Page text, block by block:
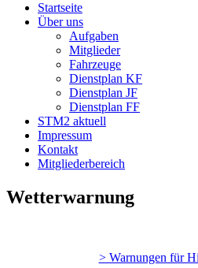
Startseite
Über uns
Aufgaben
Mitglieder
Fahrzeuge
Dienstplan KF
Dienstplan JF
Dienstplan FF
STM2 aktuell
Impressum
Kontakt
Mitgliederbereich
Wetterwarnung
> Warnungen für